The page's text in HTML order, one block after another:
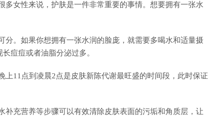
女性来说，护肤是一件非常重要的事情。想要拥有一张水
。如果你想拥有一张水润的脸庞，就需要多喝水和适量摄
痘痘或者油脂分泌过多。
11点到凌晨2点是皮肤新陈代谢最旺盛的时间段，此时保证
充营养等步骤可以有效清除皮肤表面的污垢和角质层，让